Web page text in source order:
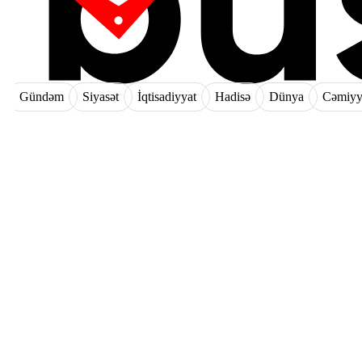
Gündəm Siyasət İqtisadiyyat Hadisə Dünya